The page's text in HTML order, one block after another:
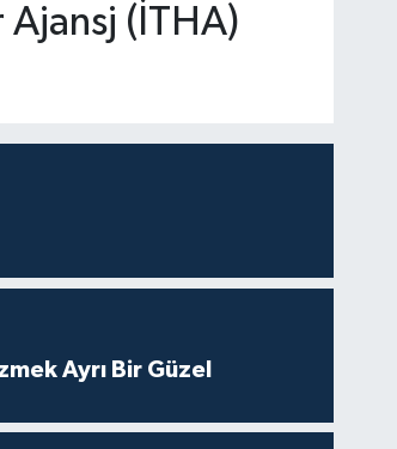
Ajansj (İTHA)
Ayrı Bir Güzel